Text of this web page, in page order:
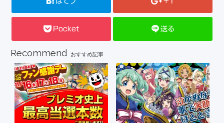
Pocket 送る
Recommend おすすめ記事